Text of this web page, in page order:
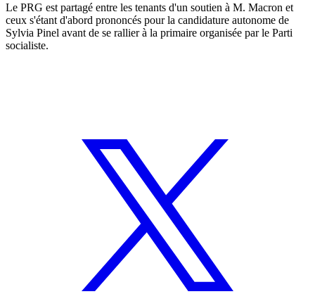
Le PRG est partagé entre les tenants d'un soutien à M. Macron et
ceux s'étant d'abord prononcés pour la candidature autonome de
Sylvia Pinel avant de se rallier à la primaire organisée par le Parti
socialiste.